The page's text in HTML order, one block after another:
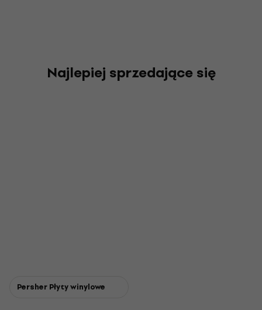
Najlepiej sprzedające się
Persher Płyty winylowe